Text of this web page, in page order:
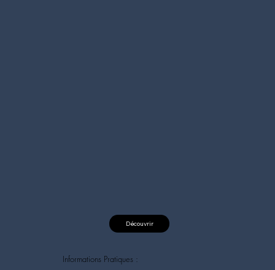
Découvrir
Informations Pratiques :